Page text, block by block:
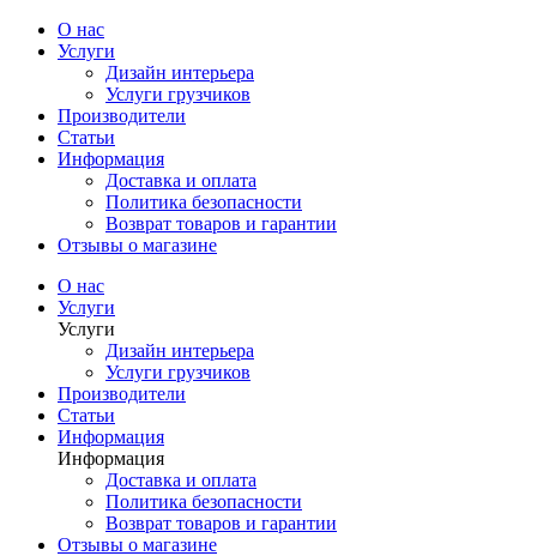
О нас
Услуги
Дизайн интерьера
Услуги грузчиков
Производители
Статьи
Информация
Доставка и оплата
Политика безопасности
Возврат товаров и гарантии
Отзывы о магазине
О нас
Услуги
Услуги
Дизайн интерьера
Услуги грузчиков
Производители
Статьи
Информация
Информация
Доставка и оплата
Политика безопасности
Возврат товаров и гарантии
Отзывы о магазине